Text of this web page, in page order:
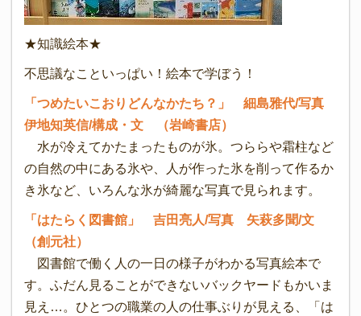
★知識絵本★
不思議なこといっぱい！絵本で学ぼう！
「つめたいこおりどんなかたち？」 細島雅代/写真
伊地知英信/構成・文 （岩崎書店）
水が冷えてかたまったものが氷。つららや霜柱など
の自然の中にある氷や、人が作った氷を削って作るか
き氷など、いろんな氷が綺麗な写真で見られます。
「はたらく図書館」 吉田亮人/写真 矢萩多聞/文
（創元社）
図書館で働く人の一日の様子がわかる写真絵本で
す。ふだん見ることができないバックヤードもかいま
見え…。ひとつの職業の人の仕事ぶりが見える、「は